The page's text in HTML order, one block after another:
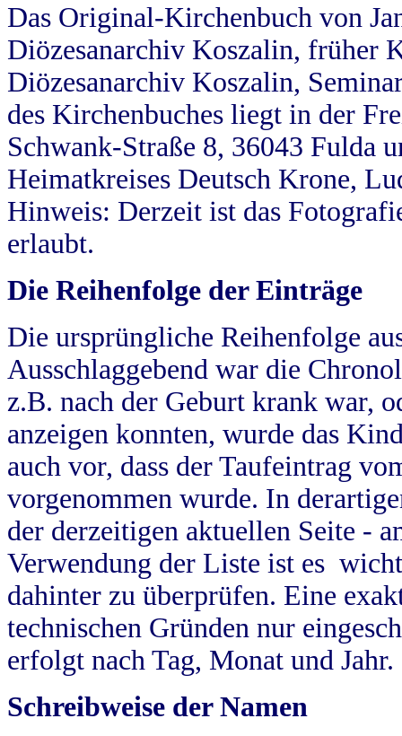
Das Original-Kirchenbuch von
Diözesanarchiv Koszalin, früher
Diözesanarchiv Koszalin,
des Kirchenbuches liegt in der
Schwank-Straße 8, 36043 Fulda
Heimatkreises Deutsch Krone,
Hinweis: Derzeit ist das
erlaubt.
Die Reihenfolge der Einträge
Die ursprüngliche Reihenfolge
Ausschlaggebend war die
z.B. nach der Geburt krank war,
anzeigen konnten, wurde das
auch vor, dass der Taufeintrag
vorgenommen wurde. In
der derzeitigen aktuellen Seite -
Verwendung der Liste ist es
dahinter zu überprüfen. Eine
technischen Gründen nur
erfolgt nach Tag, Monat und Jahr.
Schreibweise der Namen